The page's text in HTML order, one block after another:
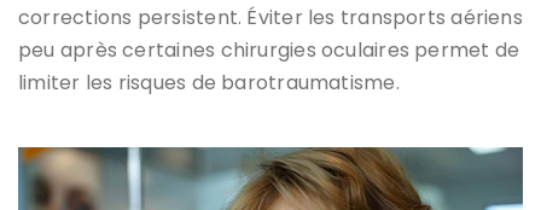
corrections persistent. Éviter les transports aériens
peu après certaines chirurgies oculaires permet de
limiter les risques de barotraumatisme.